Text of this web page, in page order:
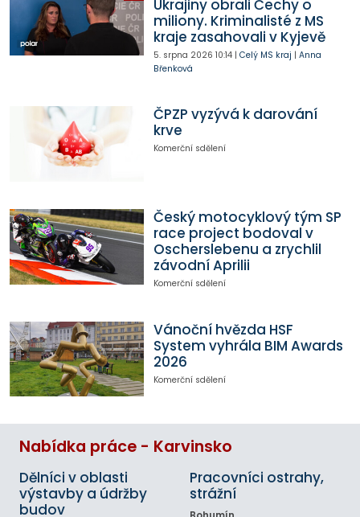
Ukrajiny obrali Čechy o
miliony. Kriminalisté z MS
kraje zasahovali v Kyjevě
5. srpna 2026 10:14| Celý MS kraj | Anna
Břenková
ČPZP vyzývá k darování
krve
Komerční sdělení
Český motocyklový tým SP
race project bodoval v
Oscherslebenu a zrychlil
závodní Aprilii
Komerční sdělení
Vánoční hvězda HSF
System vyhrála BIM Awards
2026
Komerční sdělení
Nabídka práce - Karvinsko
Dělníci v oblasti
výstavby a údržby
budov
Pracovníci ostrahy,
strážní